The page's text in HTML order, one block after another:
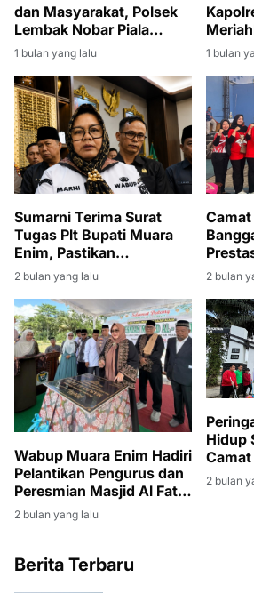
dan Masyarakat, Polsek
Lembak Nobar Piala
Dunia 2026
1 bulan yang lalu 1 bulan
Sumarni Terima Surat
Tugas Plt Bupati Muara
Enim, Pastikan
Pembangunan Tetap
Berjalan
2 bulan yang lalu 2 bulan
Wabup Muara Enim Hadiri
Pelantikan Pengurus dan
Peresmian Masjid Al Fatih
di Lubuk Ampelas
2 bulan yang lalu
Hidup
di
2 bulan
Berita Terbaru